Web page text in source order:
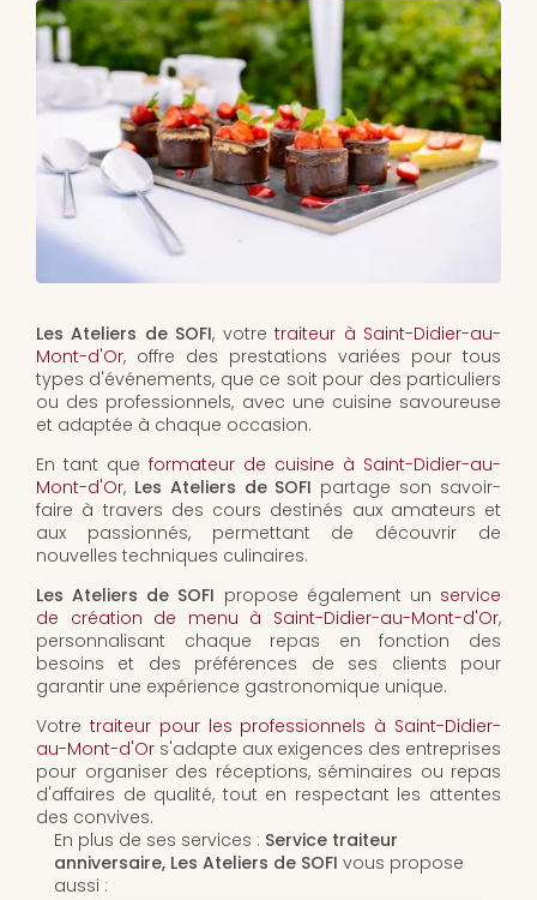
Les Ateliers de SOFI, votretraiteur à Saint-Didier-au-
Mont-d'Or, offre des prestations variées pour tous
types d'événements, que ce soit pour des particuliers
ou des professionnels, avec une cuisine savoureuse
et adaptée à chaque occasion.
En tant que formateur de cuisine à Saint-Didier-au-
Mont-d'Or, Les Ateliers de SOFI partage son savoir-
faire à travers des cours destinés aux amateurs et
aux passionnés, permettant de découvrir de
nouvelles techniques culinaires.
Les Ateliers de SOFI propose également un service
de création de menu à Saint-Didier-au-Mont-d'Or,
personnalisant chaque repas en fonction des
besoins et des préférences de ses clients pour
garantir une expérience gastronomique unique.
Votre traiteur pour les professionnels à Saint-Didier-
au-Mont-d'Or s'adapte aux exigences des entreprises
pour organiser des réceptions, séminaires ou repas
d'affaires de qualité, tout en respectant les attentes
des convives.
En plus de ses services : Service traiteur
anniversaire, Les Ateliers de SOFI vous propose
aussi :